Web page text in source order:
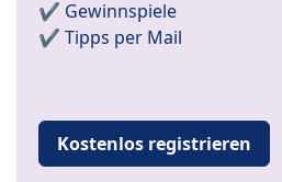
✔️ Gewinnspiele
✔️ Tipps per Mail
Kostenlos registrieren